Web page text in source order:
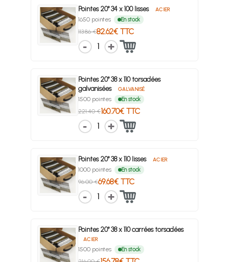
Pointes 20° 34 x 100 lisses ACIER
1650 pointes En stock
113.86 €82.62€ TTC
1
Pointes 20° 38 x 110 torsadées
galvanisées
GALVANISÉ
1500 pointes En stock
221.40 €160.70€ TTC
1
Pointes 20° 38 x 110 lisses ACIER
1000 pointes En stock
96.00 €69.68€ TTC
1
Pointes 20° 38 x 110 carrées torsadées
ACIER
1500 pointes En stock